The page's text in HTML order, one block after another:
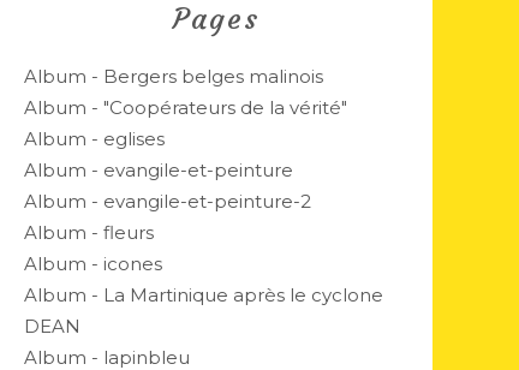
Pages
Album - Bergers belges malinois
Album - "Coopérateurs de la vérité"
Album - eglises
Album - evangile-et-peinture
Album - evangile-et-peinture-2
Album - fleurs
Album - icones
Album - La Martinique après le cyclone
DEAN
Album - lapinbleu